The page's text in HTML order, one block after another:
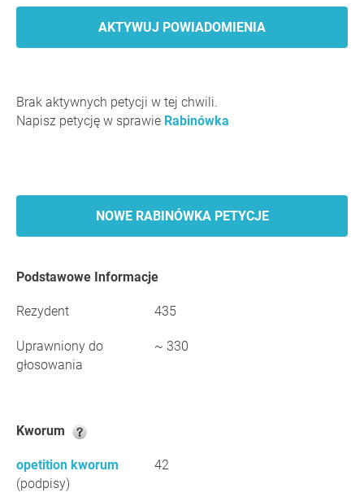
Brak aktywnych petycji w tej chwili.
Napisz petycję w sprawie Rabinówka
NOWE RABINÓWKA PETYCJE
Podstawowe Informacje
Rezydent 435
Uprawniony do
głosowania
~ 330
Kworum
opetition kworum
(podpisy)
42